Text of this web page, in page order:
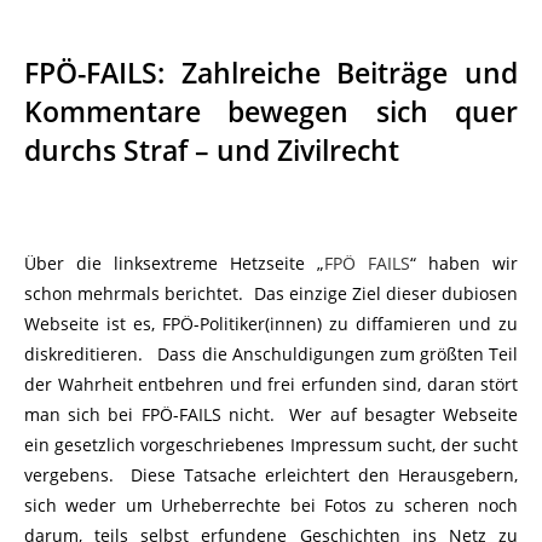
FPÖ-FAILS: Zahlreiche Beiträge und
Kommentare bewegen sich quer
durchs Straf – und Zivilrecht
Über die linksextreme Hetzseite „FPÖ FAILS“ haben wir
schon mehrmals berichtet. Das einzige Ziel dieser dubiosen
Webseite ist es, FPÖ-Politiker(innen) zu diffamieren und zu
diskreditieren. Dass die Anschuldigungen zum größten Teil
der Wahrheit entbehren und frei erfunden sind, daran stört
man sich bei FPÖ-FAILS nicht. Wer auf besagter Webseite
ein gesetzlich vorgeschriebenes Impressum sucht, der sucht
vergebens. Diese Tatsache erleichtert den Herausgebern,
sich weder um Urheberrechte bei Fotos zu scheren noch
darum, teils selbst erfundene Geschichten ins Netz zu